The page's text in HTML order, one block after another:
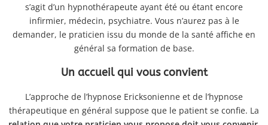
s’agit d’un hypnothérapeute ayant été ou étant encore
infirmier, médecin, psychiatre. Vous n’aurez pas à le
demander, le praticien issu du monde de la santé affiche en
général sa formation de base.
Un accueil qui vous convient
L’approche de l’hypnose Ericksonienne et de l’hypnose
thérapeutique en général suppose que le patient se confie. La